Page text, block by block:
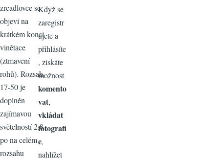
zrcadlovce se
objeví na
krátkém konci
vinětace
(ztmavení
rohů). Rozsah
17-50 je
doplněn
zajímavou
světelností 2.8
po na celém
rozsahu
Když se
zaregistr
ujete a
přihlásíte
, získáte
možnost
komento
vat,
vkládat
fotografi
e,
nahlížet